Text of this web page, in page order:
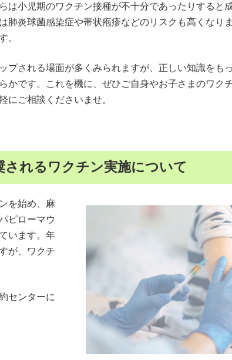
は小児期のワクチン接種が不十分であったりすると
炎球菌感染症や帯状疱疹などのリスクも高くなりま
。
される場面が多くみられますが、正しい知識をも
かです。これを機に、ぜひご自身やお子さまのワク
にご相談くださいませ。
されるワクチン実施について
を始め、麻
ピローマウ
います。年
が、ワクチ
センターに